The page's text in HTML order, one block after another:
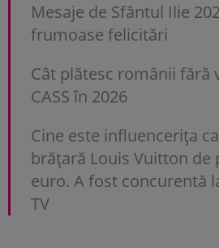
Mesaje de Sfântul Ilie
frumoase felicitări
Cât plătesc românii fără
CASS în 2026
Cine este influencerița
brățară Louis Vuitton de
euro. A fost concurentă
TV